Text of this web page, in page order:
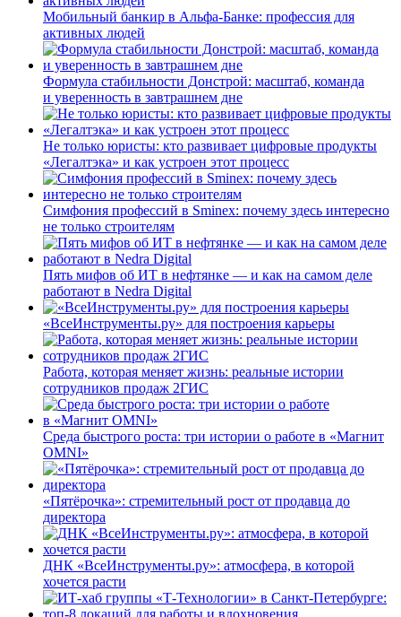
Мобильный банкир в Альфа-Банке: профессия для
активных людей
Формула стабильности Донстрой: масштаб, команда
и уверенность в завтрашнем дне
Не только юристы: кто развивает цифровые продукты
«Легалтэка» и как устроен этот процесс
Симфония профессий в Sminex: почему здесь интересно
не только строителям
Пять мифов об ИТ в нефтянке — и как на самом деле
работают в Nedra Digital
«ВсеИнструменты.ру» для построения карьеры
Работа, которая меняет жизнь: реальные истории
сотрудников продаж 2ГИС
Среда быстрого роста: три истории о работе в «Магнит
OMNI»
«Пятёрочка»: стремительный рост от продавца до
директора
ДНК «ВсеИнструменты.ру»: атмосфера, в которой
хочется расти